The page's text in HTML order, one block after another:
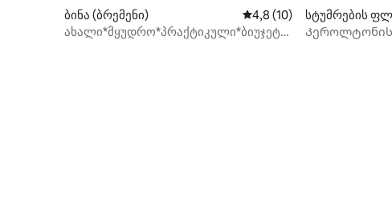
ბინა (ბრემენი) საშუალო შეფასებაა
4,8 (10)
ახალი*მყუდრო*პრაქტიკული*ბიუჯეტზე
სტუმრების
ollton)
Კეროლტონის